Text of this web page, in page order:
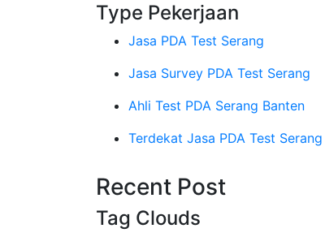
Type Pekerjaan
Jasa PDA Test Serang
Jasa Survey PDA Test Serang
Ahli Test PDA Serang Banten
Terdekat Jasa PDA Test
Recent Post
Tag Clouds